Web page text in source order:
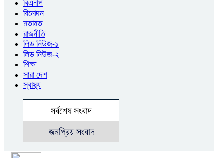
বিএনপি
বিনোদন
মতামত
রাজনীতি
লিড নিউজ-১
লিড নিউজ-২
শিক্ষা
সারা দেশ
স্বাস্থ্য
সর্বশেষ সংবাদ
জনপ্রিয় সংবাদ